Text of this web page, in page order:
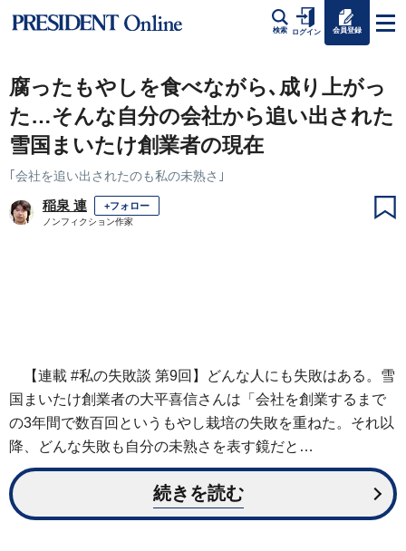
検索 ログイン 会員登録
腐ったもやしを食べながら､成り上がっ
た…そんな自分の会社から追い出された
雪国まいたけ創業者の現在
｢会社を追い出されたのも私の未熟さ｣
稲泉 連 +フォロー
ノンフィクション作家
【連載 #私の失敗談 第9回】どんな人にも失敗はある。雪
国まいたけ創業者の大平喜信さんは「会社を創業するまで
の3年間で数百回というもやし栽培の失敗を重ねた。それ以
降、どんな失敗も自分の未熟さを表す鏡だと…
続きを読む